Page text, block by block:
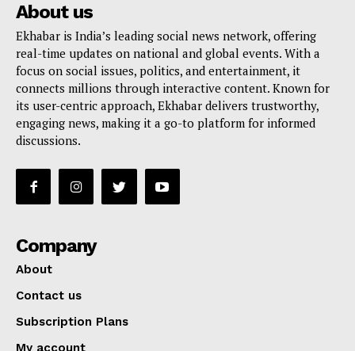
About us
Ekhabar is India’s leading social news network, offering
real-time updates on national and global events. With a
focus on social issues, politics, and entertainment, it
connects millions through interactive content. Known for
its user-centric approach, Ekhabar delivers trustworthy,
engaging news, making it a go-to platform for informed
discussions.
Company
About
Contact us
Subscription Plans
My account